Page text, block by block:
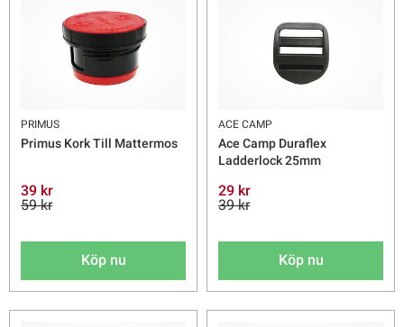
PRIMUS
Primus Kork Till Mattermos
39 kr
59 kr
Köp nu
ACE CAMP
Ace Camp Duraflex
Ladderlock 25mm
29 kr
39 kr
Köp nu